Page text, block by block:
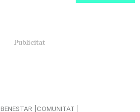
BENESTAR
COMUNITAT